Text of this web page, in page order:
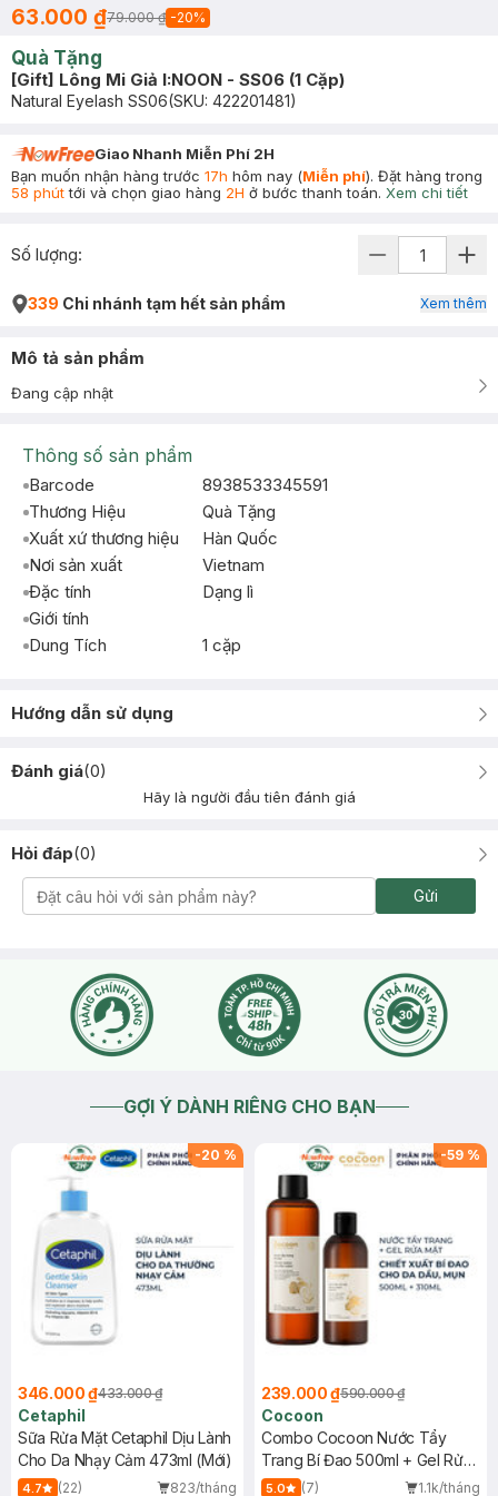
63.000 ₫79.000 ₫ -20%
Quà Tặng
[Gift] Lông Mi Giả I:NOON - SS06 (1 Cặp)
Natural Eyelash SS06(SKU: 422201481)
Giao Nhanh Miễn Phí 2H
Bạn muốn nhận hàng trước 17h hôm nay (Miễn phí). Đặt hàng trong
58 phúttới và chọn giao hàng 2H ở bước thanh toán. Xem chi tiết
Số lượng:
339 Chi nhánh tạm hết sản phẩm Xem thêm
Mô tả sản phẩm
Đang cập nhật
Thông số sản phẩm
Barcode
8938533345591
Thương Hiệu
Quà Tặng
Xuất xứ thương hiệu
Hàn Quốc
Nơi sản xuất
Vietnam
Đặc tính
Dạng lì
Giới tính
Dung Tích
1 cặp
Hướng dẫn sử dụng
Đánh giá(0)
Hãy là người đầu tiên đánh giá
Hỏi đáp(0)
Gửi
GỢI Ý DÀNH RIÊNG CHO BẠN
-20 %
346.000 ₫433.000 ₫
Cetaphil
Sữa Rửa Mặt Cetaphil Dịu Lành
Cho Da Nhạy Cảm 473ml (Mới)
4.7 (22)
823/tháng
-59 %
239.000 ₫590.000 ₫
Cocoon
Combo Cocoon Nước Tẩy
Trang Bí Đao 500ml + Gel Rửa
Mặt Bí Đao 310ml
5.0 (7)
1.1k/tháng